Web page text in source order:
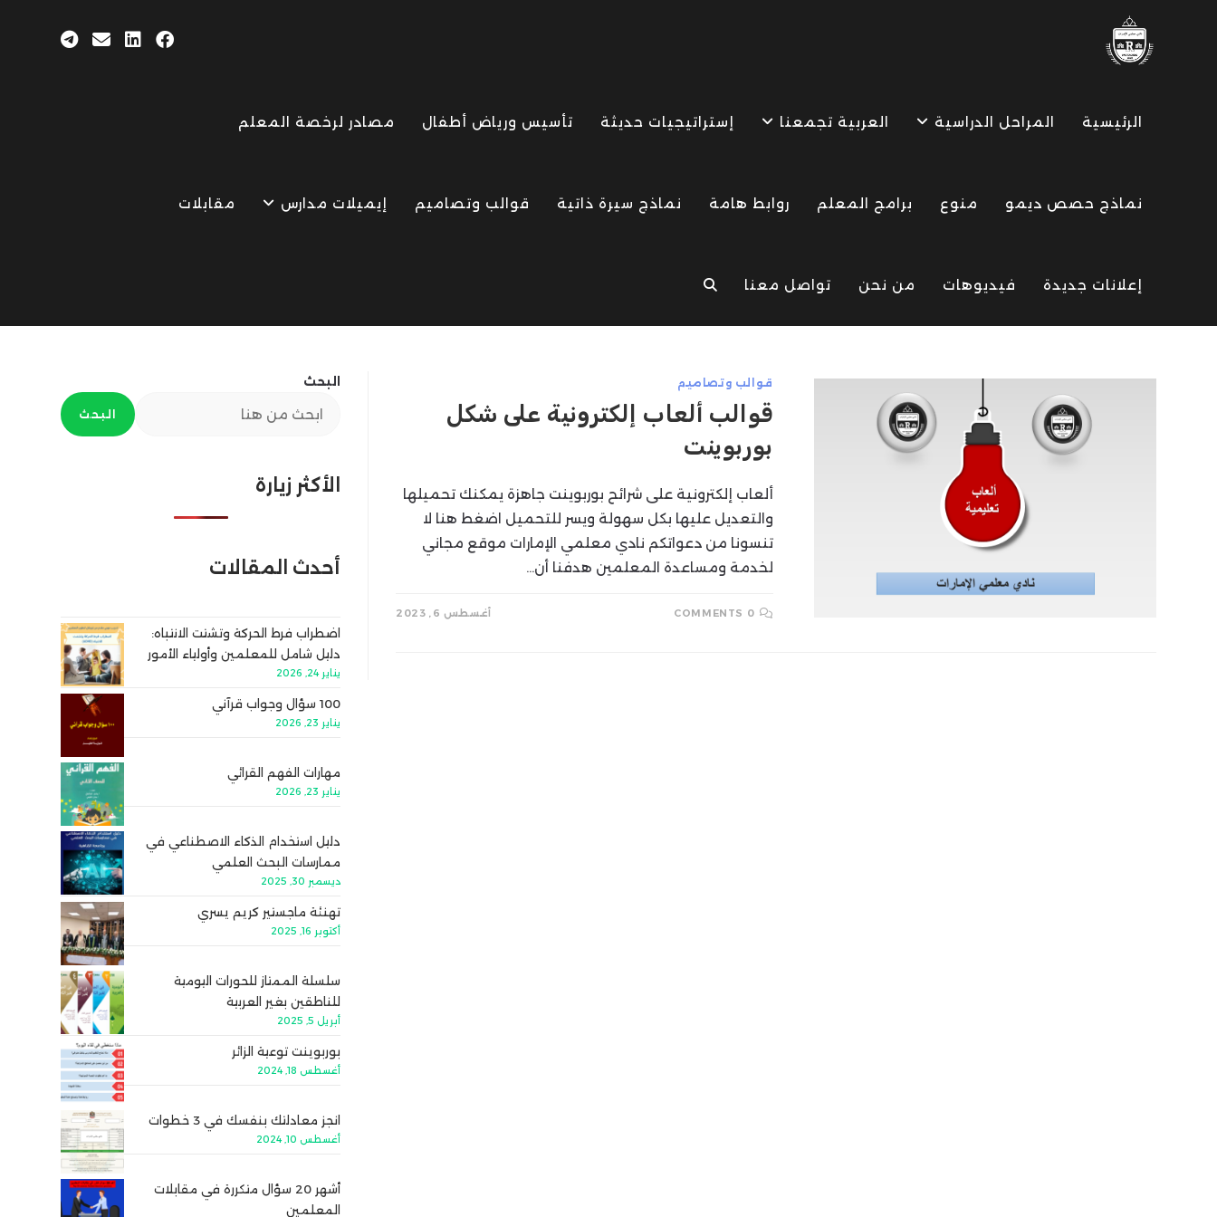
الرئيسية المراحل الدراسية العربية تجمعنا إستراتيجيات حديثة تأسيس ورياض أطفال مصادر لرخصة المعلم
نماذج حصص ديمو منوع برامج المعلم روابط هامة نماذج سيرة ذاتية قوالب وتصاميم إيميلات مدارس مقابلات
إعلانات جديدة فيديوهات من نحن تواصل معنا TOGGLE
SEARCH
قوالب وتصاميم
قوالب ألعاب إلكترونية على شكل
بوربوينت
ألعاب إلكترونية على شرائح بوربوينت جاهزة يمكنك تحميلها
والتعديل عليها بكل سهولة ويسر للتحميل اضغط هنا لا
تنسونا من دعواتكم نادي معلمي الإمارات موقع مجاني
لخدمة ومساعدة المعلمين هدفنا أن…
0 COMMENTS أغسطس 6, 2023
البحث
البحث
الأكثر زيارة
أحدث المقالات
اضطراب فرط الحركة وتشتت الانتباه:
دليل شامل للمعلمين وأولياء الأمور
يناير 24, 2026
100 سؤال وجواب قرآني
يناير 23, 2026
مهارات الفهم القرائي
يناير 23, 2026
دليل استخدام الذكاء الاصطناعي في
ممارسات البحث العلمي
ديسمبر 30, 2025
تهنئة ماجستير كريم يسري
أكتوبر 16, 2025
سلسلة الممتاز للحورات اليومية
للناطقين بغير العربية
أبريل 5, 2025
بوربوينت توعية الزائر
أغسطس 18, 2024
انجز معادلتك بنفسك في 3 خطوات
أغسطس 10, 2024
أشهر 20 سؤال متكررة في مقابلات
المعلمين